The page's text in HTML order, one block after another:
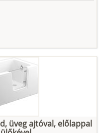
üveg ajtóval, előlappal